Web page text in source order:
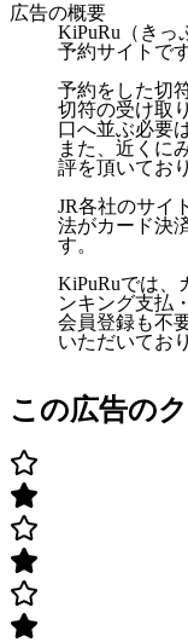
広告の概要
KiPuRu（きっ
予約サイトです
予約をした切
切符の受け取
口へ並ぶ必要
また、近くに
評を頂いてお
JR各社のサイ
法がカード決
す。
KiPuRuでは、
ンキング支払
会員登録も不
いただいてお
この広告の